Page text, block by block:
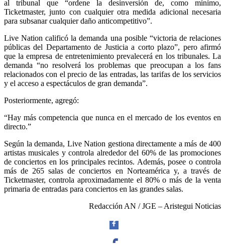
al tribunal que “ordene la desinversión de, como mínimo,
Ticketmaster, junto con cualquier otra medida adicional necesaria
para subsanar cualquier daño anticompetitivo”.
Live Nation calificó la demanda una posible “victoria de relaciones
públicas del Departamento de Justicia a corto plazo”, pero afirmó
que la empresa de entretenimiento prevalecerá en los tribunales. La
demanda “no resolverá los problemas que preocupan a los fans
relacionados con el precio de las entradas, las tarifas de los servicios
y el acceso a espectáculos de gran demanda”.
Posteriormente, agregó:
“Hay más competencia que nunca en el mercado de los eventos en
directo.”
Según la demanda, Live Nation gestiona directamente a más de 400
artistas musicales y controla alrededor del 60% de las promociones
de conciertos en los principales recintos. Además, posee o controla
más de 265 salas de conciertos en Norteamérica y, a través de
Ticketmaster, controla aproximadamente el 80% o más de la venta
primaria de entradas para conciertos en las grandes salas.
Redacción AN / JGE – Aristegui Noticias